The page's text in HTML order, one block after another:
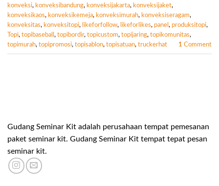
konveksi, konveksibandung, konveksijakarta, konveksijaket,
konveksikaos, konveksikemeja, konveksimurah, konveksiseragam,
konveksitas, konveksitopi, likeforfollow, likeforlikes, panel , produksitopi,
Topi, topibaseball , topibordir, topicustom, topijaring, topikomunitas,
topimurah, topipromosi, topisablon, topisatuan, truckerhat 1 Comment
Gudang Seminar Kit adalah perusahaan tempat pemesanan
paket seminar kit. Gudang Seminar Kit tempat tepat pesan
seminar kit.